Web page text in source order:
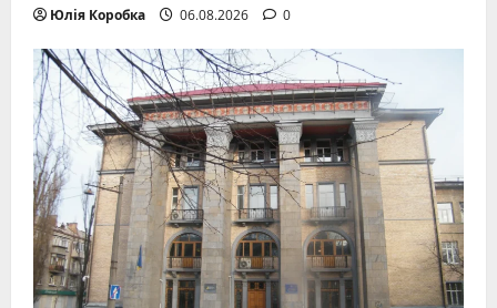
Юлія Коробка 06.08.2026 0